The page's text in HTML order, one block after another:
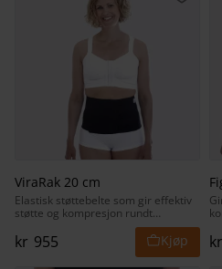
ViraRak 20 cm
Elastisk støttebelte som gir effektiv
støtte og kompresjon rundt
kr 955 kr